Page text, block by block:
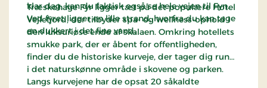
klar dag, kan du faktisk også se hele vejen til Fyn.
Ved fyret ligger en lille strand, hvorfra du kan tage
en dukkert i det fine vand.
Træskohage Fyr ligger tæt på det populære Hotel
Vejlefjord, der tilbyder spa- og wellness-ophold i
den luksuriøse ende af skalaen. Omkring hotellets
smukke park, der er åbent for offentligheden,
finder du de historiske kurveje, der tager dig rundt
i det naturskønne område i skovene og parken.
Langs kurvejene har de opsat 20 såkaldte